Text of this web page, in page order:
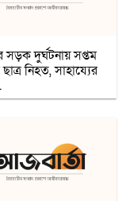
ফুড প্যাক বিতরণ
ভারত
সড়ক দুর্ঘটনায় সপ্তম
ছাত্র নিহত, সাহায্যের